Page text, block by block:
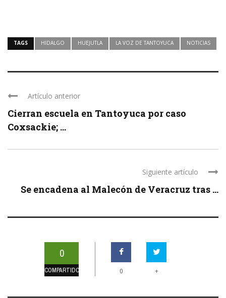
TAGS HIDALGO HUEJUTLA LA VOZ DE TANTOYUCA NOTICIAS
Artículo anterior
Cierran escuela en Tantoyuca por caso
Coxsackie; ...
Siguiente artículo
Se encadena al Malecón de Veracruz tras ...
0
COMPARTIDOS 0 +